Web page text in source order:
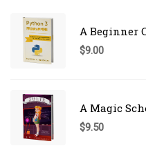
A Beginner
$9.00
A Magic
$9.50